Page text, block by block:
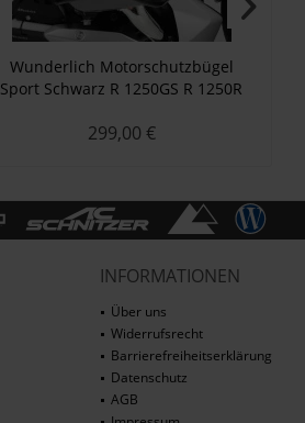
Wunderlich Motorschutzbügel
Sport Schwarz R 1250GS R 1250R
299,00 €
INFORMATIONEN
Über uns
Widerrufsrecht
Barrierefreiheitserklärung
Datenschutz
AGB